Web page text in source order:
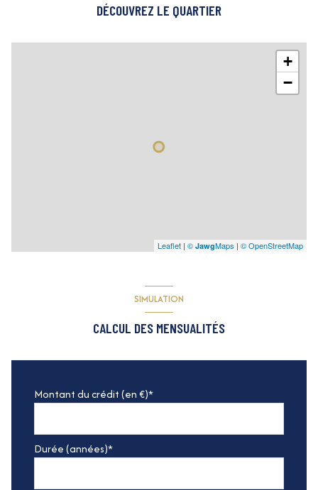
DÉCOUVREZ LE QUARTIER
+
−
Leaflet | © JawgMaps | © OpenStreetMap
SIMULATION
CALCUL DES MENSUALITÉS
Montant du crédit (en €)*
Durée (années)*